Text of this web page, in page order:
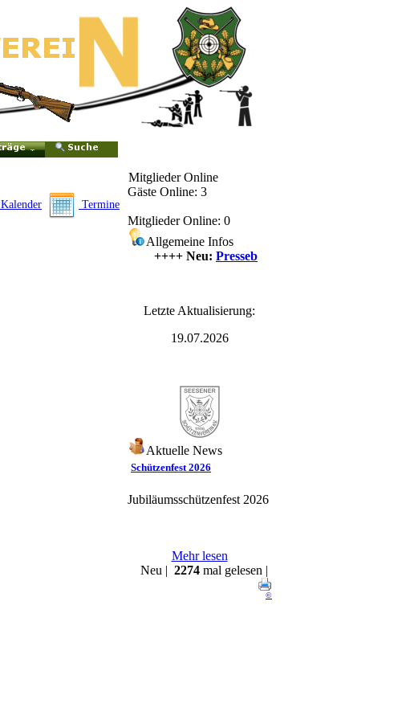
Kalender Termine
Mitglieder Online
Gäste Online: 3
Mitglieder Online: 0
Allgemeine Infos
++++ Neu:Presseberichte
Letzte Aktualisierung:
19.07.2026
Aktuelle News
Schützenfest 2026
Jubiläumsschützenfest 2026
Mehr lesen
Neu | 2274 mal gelesen |
©